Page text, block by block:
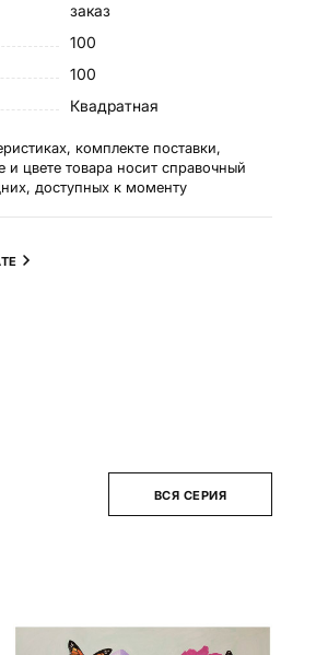
заказ
100
100
Квадратная
комплекте поставки,
цвете товара носит справочный
доступных к моменту
ВСЯ СЕРИЯ